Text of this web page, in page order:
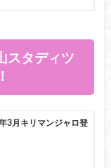
スタディツ
3月キリマンジャロ登